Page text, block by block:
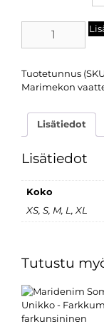
Tuotetunnus
Marimekon
Lisätiedot
Lisätiedot
Koko
XS, S, M, L, XL
Tutustu